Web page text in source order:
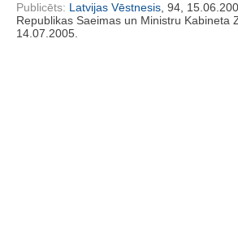
Publicēts: Latvijas Vēstnesis , 94,
Republikas Saeimas un Ministru Kabineta
14.07.2005.